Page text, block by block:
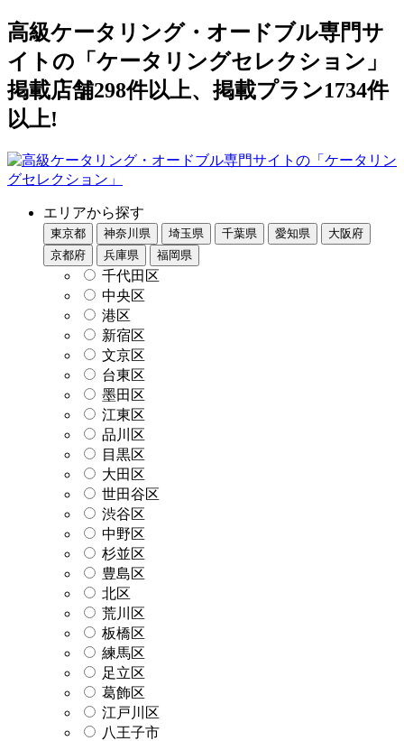
高級ケータリング・オードブル専門サ
イトの「ケータリングセレクション」
掲載店舗298件以上、掲載プラン1734件
以上!
エリアから探す
東京都 神奈川県 埼玉県 千葉県 愛知県
大阪府
京都府
兵庫県 福岡県
千代田区
中央区
港区
新宿区
文京区
台東区
墨田区
江東区
品川区
目黒区
大田区
世田谷区
渋谷区
中野区
杉並区
豊島区
北区
荒川区
板橋区
練馬区
足立区
葛飾区
江戸川区
八王子市